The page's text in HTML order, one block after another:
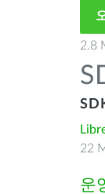
2.8
22
운